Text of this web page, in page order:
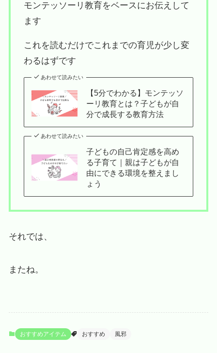
モンテッソーリ教育をベースにお伝えして
ます
これを読むだけでこれまでの育児が少し変
わるはずです
あわせて読みたい
【5分でわかる】モンテッソ
ーリ教育とは？子どもが自
分で成長する教育方法
あわせて読みたい
子どもの自己肯定感を高め
る子育て｜親は子どもが自
由にできる環境を整えまし
ょう
それでは、
またね。
おすすめアイテム おすすめ 風邪